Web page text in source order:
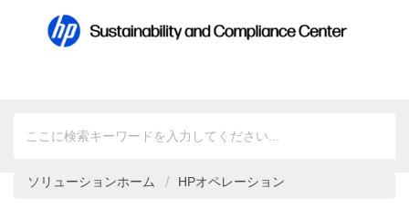
ソリューションホーム HPオペレーション